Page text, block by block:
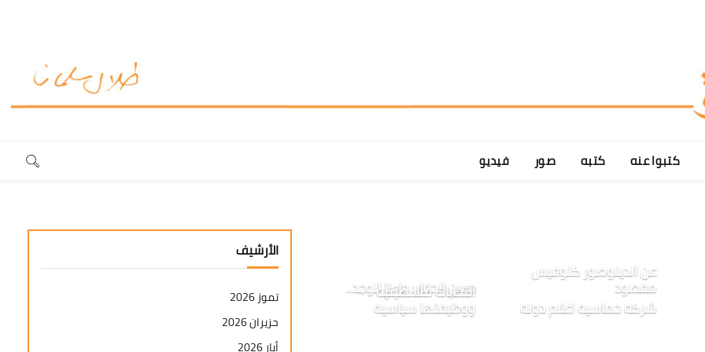
كتبوا عنه كتبه صور فيديو
عن الدينوصور كلوفيس
مقصود حسن الحفار: جاءنا الوجد..
شركة خماسية اعلام دولة
انتخابات فلسطينية
ووظيفتها سياسية
الأرشيف
تموز 2026
حزيران 2026
أيار 2026